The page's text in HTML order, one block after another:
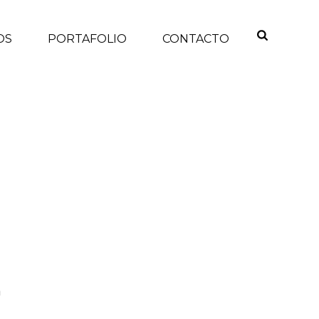
PORTAFOLIO CONTACTO